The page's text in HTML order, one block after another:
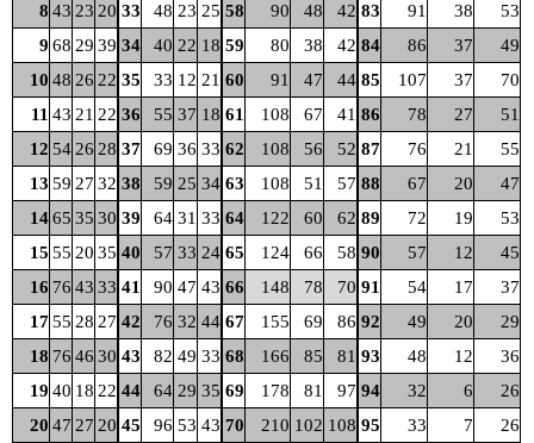
8 43 23 20 33 48 23 25 58 90 48 42 83 91 38
53
9 68 29 39 34 40 22 18 59 80 38 42 84 86 37
49
10 48 26 22 35 33 12 21 60 91 47 44 85 107 37
70
11 43 21 22 36 55 37 18 61 108 67 41 86 78 27
51
12 54 26 28 37 69 36 33 62 108 56 52 87 76 21
55
13 59 27 32 38 59 25 34 63 108 51 57 88 67 20
47
1465 35 30 39 64 31 33 64 122 60 62 89 72 19
53
15 55 20 35 40 57 33 24 65 124 66 58 90 57 12
45
16 76 43 33 41 90 47 43 66 148 78 70 91 54 17
37
1755 28 27 42 76 32 44 67 155 69 86 92 49 20
29
18 76 46 30 43 82 49 33 68 166 85 81 93 48 12
36
19 40 18 22 44 64 29 35 69 178 81 97 94 32 6
26
20 47 27 20 45 96 53 43 70 210 102 108 95 33 7
26